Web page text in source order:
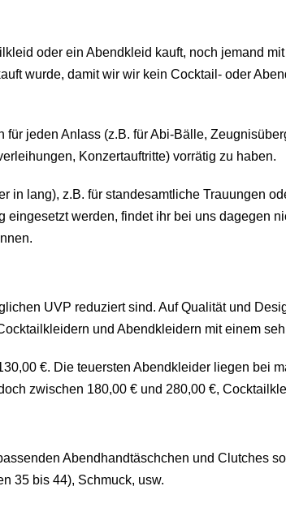
oder ein Abendkleid kauft, noch jemand
wurde, damit wir wir kein Cocktail- oder
jeden Anlass (z.B. für Abi-Bälle,
Konzertauftritte) vorrätig zu haben.
lang), z.B. für standesamtliche Trauungen
werden, findet ihr bei uns dagegen
UVP reduziert sind. Auf Qualität und
und Abendkleidern mit einem
€. Die teuersten Abendkleider liegen bei
zwischen 180,00 € und 280,00 €,
Abendhandtäschchen und Clutches
35 bis 44), Schmuck, usw.